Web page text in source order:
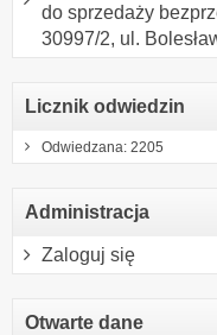
do sprzedaży
30997/2, ul.
Licznik odwiedzin
Odwiedzana: 2205
Administracja
Zaloguj się
Otwarte dane